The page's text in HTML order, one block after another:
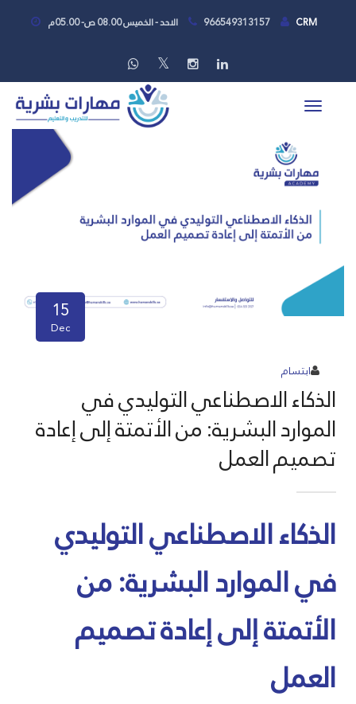
الاحد - الخميس 08.00 ص- 05.00م 966549313157 CRM
15
Dec
ابتسام
الذكاء الاصطناعي التوليدي في
الموارد البشرية: من الأتمتة إلى إعادة
تصميم العمل
الذكاء الاصطناعي التوليدي
في الموارد البشرية: من
الأتمتة إلى إعادة تصميم
العمل